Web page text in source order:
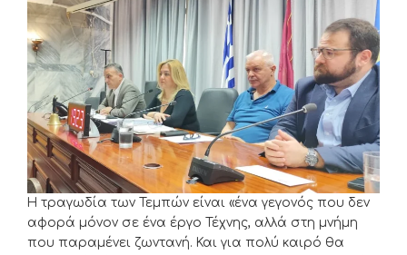
Η τραγωδία των Τεμπών είναι «ένα γεγονός που δεν
αφορά μόνον σε ένα έργο Τέχνης, αλλά στη μνήμη
που παραμένει ζωντανή. Και για πολύ καιρό θα